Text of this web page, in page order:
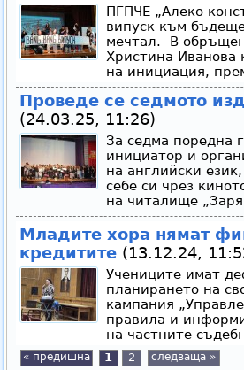
ПГПЧЕ „Алеко
випуск към
мечтал. В
Христина Иванова
на инициация,
Проведе се седмото
(24.03.25, 11:26)
За седма поредна
инициатор и
на английски
себе си чрез
на читалище
Младите хора нямат
кредитите (13.12.24,
Учениците имат
планирането на
кампания
правила и
на частните
« предишна 1 2 следваща »